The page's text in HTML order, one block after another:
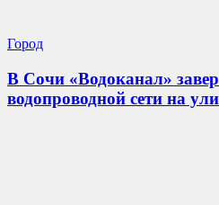
Город
В Сочи «Водоканал»
водопроводной сети на